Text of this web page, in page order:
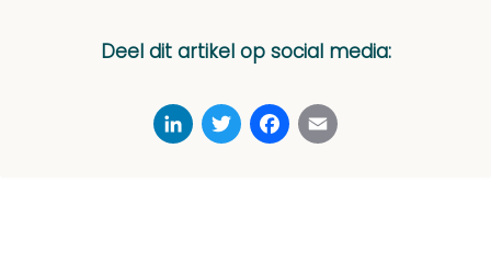
Deel dit artikel op social media:
LinkedInTwitterFacebook